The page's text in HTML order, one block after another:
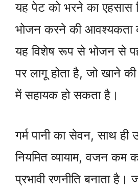
यह पेट को भरने का एहसास
भोजन करने की आवश्यकता
यह विशेष रूप से भोजन से
पर लागू होता है, जो खाने
में सहायक हो सकता है।
गर्म पानी का सेवन, साथ
नियमित व्यायाम, वजन कम
प्रभावी रणनीति बनाता है।